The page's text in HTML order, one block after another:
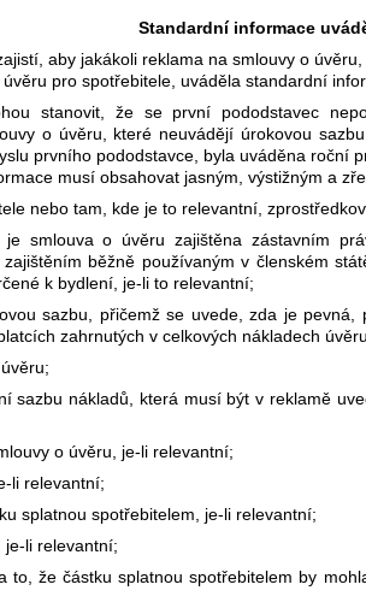
Standardní informace
aby jakákoli reklama na smlouvy o
pro spotřebitele, uváděla standardní
stanovit, že se první pododstavec
o úvěru, které neuvádějí úrokovou
prvního pododstavce, byla uváděna roční
musí obsahovat jasným, výstižným a
nebo tam, kde je to relevantní,
je smlouva o úvěru zajištěna zástavním
zajištěním běžně používaným v členském
k bydlení, je-li to relevantní;
sazbu, přičemž se uvede, zda je
zahrnutých v celkových nákladech
sazbu nákladů, která musí být v reklamě
o úvěru, je-li relevantní;
li relevantní;
splatnou spotřebitelem, je-li relevantní;
je-li relevantní;
to, že částku splatnou spotřebitelem by